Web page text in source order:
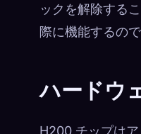
ックを解除する
際に機能するの
ハードウ
H200 チップは